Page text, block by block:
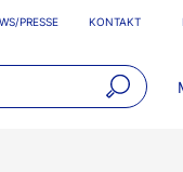
PRESSE KONTAKT